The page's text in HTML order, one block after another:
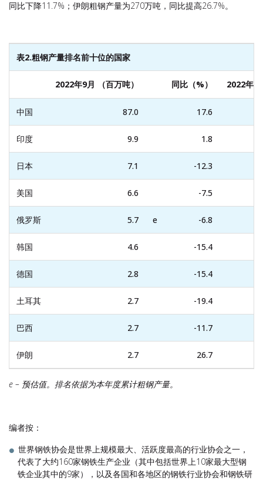
同比下降11.7%；伊朗粗钢产量为270万吨，同比提高26.7%。
表2.粗钢产量排名前十位的国家
2022年9月 （百万吨） 同比（%） 2022年
中国 87.0 17.6
印度 9.9 1.8
日本 7.1 -12.3
美国 6.6 -7.5
俄罗斯 5.7 e -6.8
韩国 4.6 -15.4
德国 2.8 -15.4
土耳其 2.7 -19.4
巴西 2.7 -11.7
伊朗 2.7 26.7
e – 预估值。排名依据为本年度累计粗钢产量。
编者按：
世界钢铁协会是世界上规模最大、活跃度最高的行业协会之一，
代表了大约160家钢铁生产企业（其中包括世界上10家最大型钢
铁企业其中的9家），以及各国和各地区的钢铁行业协会和钢铁研